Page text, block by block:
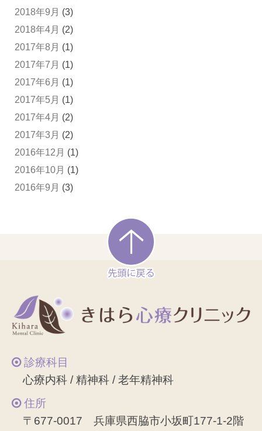
2018年9月 (3)
2018年4月 (2)
2017年8月 (1)
2017年7月 (1)
2017年6月 (1)
2017年5月 (1)
2017年4月 (2)
2017年3月 (2)
2016年12月 (1)
2016年10月 (1)
2016年9月 (3)
診療科目
心療内科 / 精神科 / 老年精神科
住所
〒677-0017 兵庫県西脇市小坂町177-1-2階